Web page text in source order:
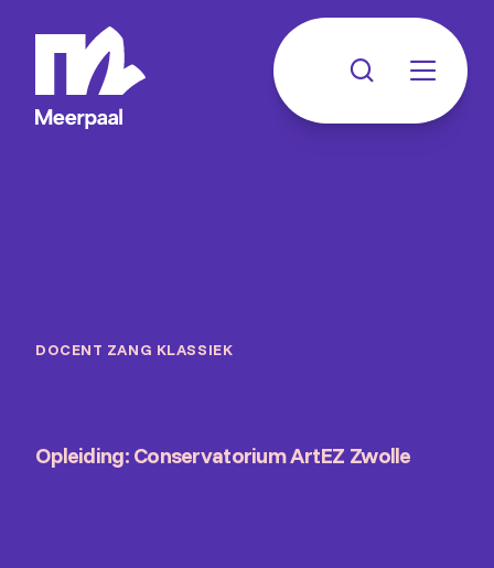
DOCENT ZANG KLASSIEK
Opleiding: Conservatorium ArtEZ Zwolle